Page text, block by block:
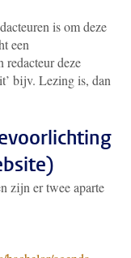
is om deze
een
deze
bijv. Lezing is, dan
zijn er twee aparte